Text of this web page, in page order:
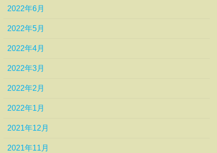
2022年6月
2022年5月
2022年4月
2022年3月
2022年2月
2022年1月
2021年12月
2021年11月